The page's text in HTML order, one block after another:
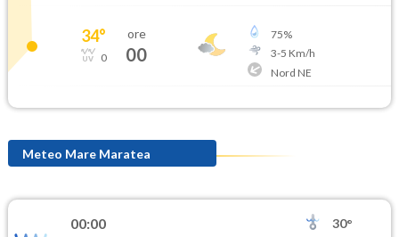
34°
0
ore
00
75%
3-5 Km/h
Nord NE
Meteo Mare Maratea
00:00
30°